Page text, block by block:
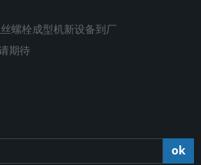
螺栓成型机新设备到厂
期待
ok